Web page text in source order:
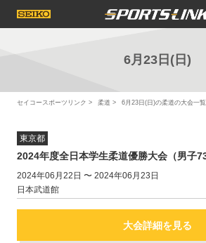
6月23日(日)
セイコースポーツリンク 柔道 6月23日(日)の柔道の大会一覧
東京都
2024年度全日本学生柔道優勝大会（男子
2024年06月22日 〜 2024年06月23日
日本武道館
大会詳細を見る